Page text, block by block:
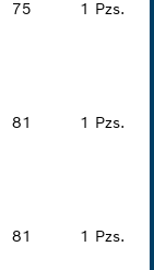
75 1 Pzs.
81 1 Pzs.
81 1 Pzs.